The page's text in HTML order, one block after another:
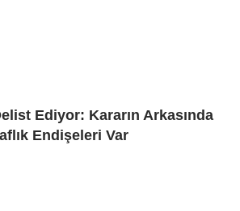
Ediyor: Kararın Arkasında
Endişeleri Var